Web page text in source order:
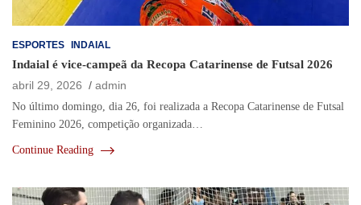
ESPORTES INDAIAL
Indaial é vice-campeã da Recopa Catarinense de Futsal 2026
abril 29, 2026
admin
No último domingo, dia 26, foi realizada a Recopa Catarinense de Futsal
Feminino 2026, competição organizada…
Continue Reading